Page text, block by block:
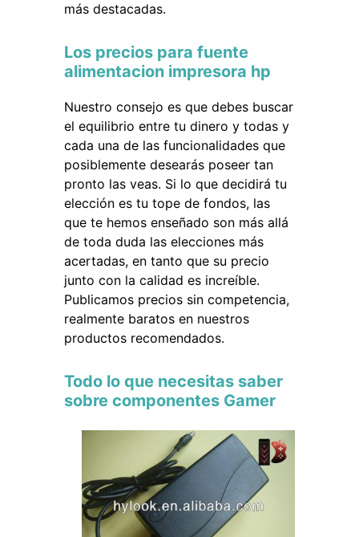
más destacadas.
Los precios para fuente
alimentacion impresora hp
Nuestro consejo es que debes buscar
el equilibrio entre tu dinero y todas y
cada una de las funcionalidades que
posiblemente desearás poseer tan
pronto las veas. Si lo que decidirá tu
elección es tu tope de fondos, las
que te hemos enseñado son más allá
de toda duda las elecciones más
acertadas, en tanto que su precio
junto con la calidad es increíble.
Publicamos precios sin competencia,
realmente baratos en nuestros
productos recomendados.
Todo lo que necesitas saber
sobre componentes Gamer